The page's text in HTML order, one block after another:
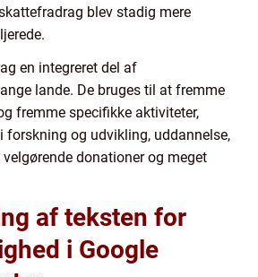
blev stadig mere
en integreret del af
lande. De bruges til at fremme
fremme specifikke aktiviteter,
forskning og udvikling, uddannelse,
donationer og meget
af teksten for
i Google